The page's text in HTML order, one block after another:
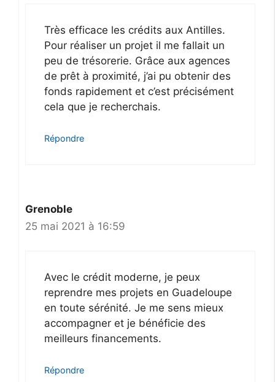
Très efficace les crédits aux Antilles.
Pour réaliser un projet il me fallait un
peu de trésorerie. Grâce aux agences
de prêt à proximité, j’ai pu obtenir des
fonds rapidement et c’est précisément
cela que je recherchais.
Répondre
Grenoble
25 mai 2021 à 16:59
Avec le crédit moderne, je peux
reprendre mes projets en Guadeloupe
en toute sérénité. Je me sens mieux
accompagner et je bénéficie des
meilleurs financements.
Répondre